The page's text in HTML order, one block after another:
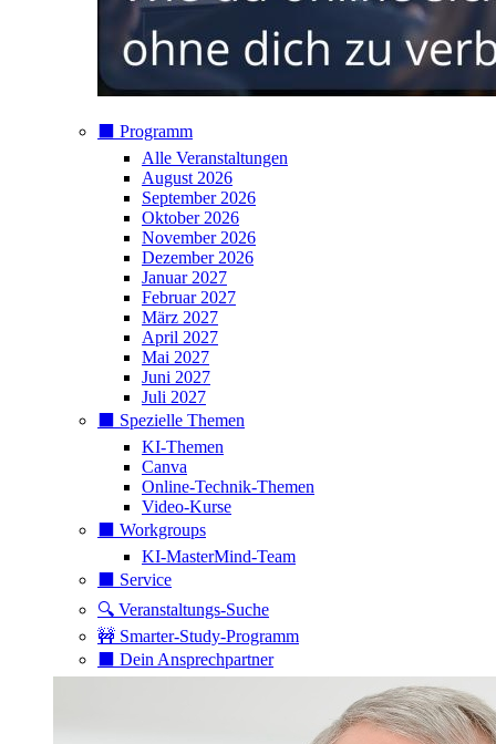
⬛️ Programm
Alle Veranstaltungen
August 2026
September 2026
Oktober 2026
November 2026
Dezember 2026
Januar 2027
Februar 2027
März 2027
April 2027
Mai 2027
Juni 2027
Juli 2027
⬛️ Spezielle Themen
KI-Themen
Canva
Online-Technik-Themen
Video-Kurse
⬛️ Workgroups
KI-MasterMind-Team
⬛️ Service
🔍 Veranstaltungs-Suche
🚧 Smarter-Study-Programm
⬛️ Dein Ansprechpartner